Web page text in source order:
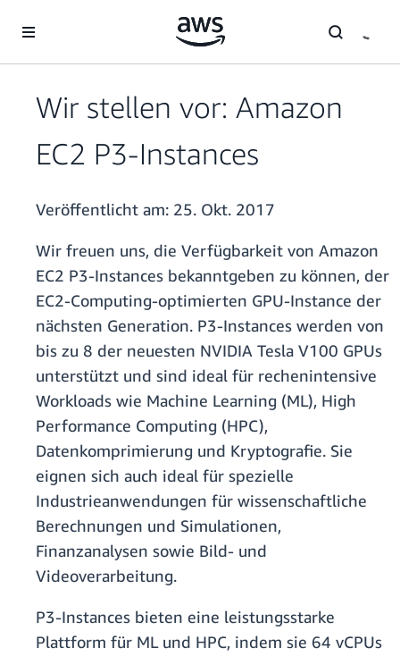
Überspringen zum Hauptinhalt
Wir stellen vor: Amazon
EC2 P3-Instances
Veröffentlicht am: 25. Okt. 2017
Wir freuen uns, die Verfügbarkeit von Amazon
EC2 P3-Instances bekanntgeben zu können, der
EC2-Computing-optimierten GPU-Instance der
nächsten Generation. P3-Instances werden von
bis zu 8 der neuesten NVIDIA Tesla V100 GPUs
unterstützt und sind ideal für rechenintensive
Workloads wie Machine Learning (ML), High
Performance Computing (HPC),
Datenkomprimierung und Kryptografie. Sie
eignen sich auch ideal für spezielle
Industrieanwendungen für wissenschaftliche
Berechnungen und Simulationen,
Finanzanalysen sowie Bild- und
Videoverarbeitung.
P3-Instances bieten eine leistungsstarke
Plattform für ML und HPC, indem sie 64 vCPUs